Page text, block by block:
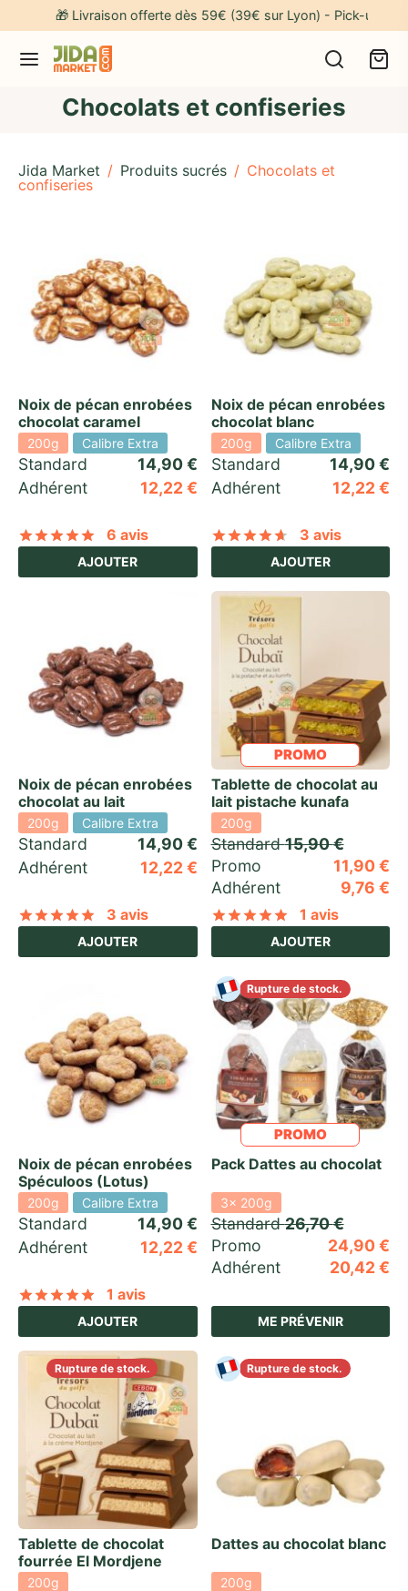
🎁 Livraison offerte dès 59€ (39€ sur Lyon) - Pick-up gratuit
Chocolats et confiseries
Jida Market / Produits sucrés / Chocolats et
confiseries
Noix de pécan enrobées
chocolat caramel
200g Calibre Extra
Standard 14,90€
Adhérent
12,22€
Notésur 5 basé sur6notations client
6 avis
AJOUTER
Noix de pécan enrobées
chocolat blanc
200g Calibre Extra
Standard 14,90€
Adhérent
12,22€
Notésur 5
3 avis
AJOUTER
Noix de pécan enrobées
chocolat au lait
200g Calibre Extra
Standard 14,90€
Adhérent
12,22€
Notésur 5 basé sur3notations client
3 avis
AJOUTER
PROMO
Tablette de chocolat au
lait pistache kunafa
200g
Standard 15,90€
Promo
11,90€
Adhérent
9,76 €
Notésur 5
1 avis
AJOUTER
Noix de pécan enrobées
Spéculoos (Lotus)
200g Calibre Extra
Standard 14,90€
Adhérent
12,22€
Notésur 5 basé sur
1 avis
AJOUTER
Rupture de stock.
PROMO
Pack Dattes au chocolat
3x 200g
Standard 26,70€
Promo
24,90€
Adhérent
20,42€
ME PRÉVENIR
Rupture de stock.
Tablette de chocolat
fourrée El Mordjene
200g
Rupture de stock.
Dattes au chocolat blanc
200g